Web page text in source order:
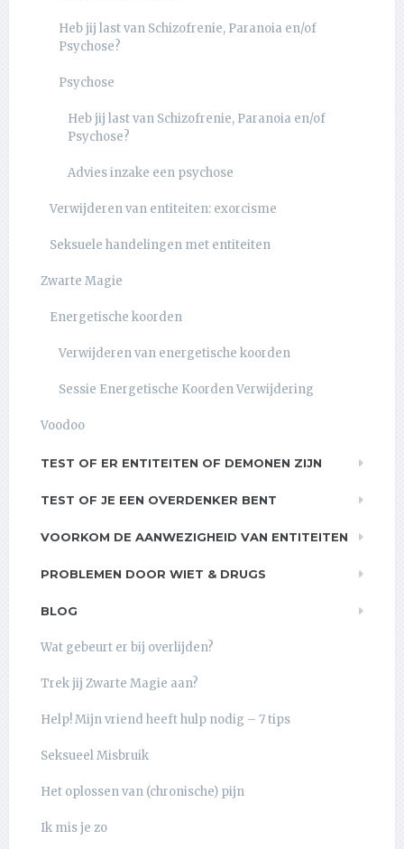
Heb jij last van Schizofrenie, Paranoia en/of
Psychose?
Psychose
Heb jij last van Schizofrenie, Paranoia en/of
Psychose?
Advies inzake een psychose
Verwijderen van entiteiten: exorcisme
Seksuele handelingen met entiteiten
Zwarte Magie
Energetische koorden
Verwijderen van energetische koorden
Sessie Energetische Koorden Verwijdering
Voodoo
TEST OF ER ENTITEITEN OF DEMONEN ZIJN
TEST OF JE EEN OVERDENKER BENT
VOORKOM DE AANWEZIGHEID VAN ENTITEITEN
PROBLEMEN DOOR WIET & DRUGS
BLOG
Wat gebeurt er bij overlijden?
Trek jij Zwarte Magie aan?
Help! Mijn vriend heeft hulp nodig – 7 tips
Seksueel Misbruik
Het oplossen van (chronische) pijn
Ik mis je zo